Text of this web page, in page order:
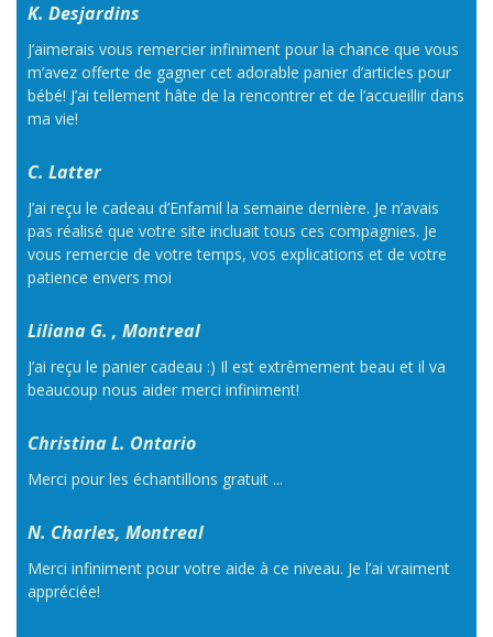
K. Desjardins
J’aimerais vous remercier infiniment pour la chance que vous
m’avez offerte de gagner cet adorable panier d’articles pour
bébé! J’ai tellement hâte de la rencontrer et de l’accueillir dans
ma vie!
C. Latter
J’ai reçu le cadeau d’Enfamil la semaine dernière. Je n’avais
pas réalisé que votre site incluait tous ces compagnies. Je
vous remercie de votre temps, vos explications et de votre
patience envers moi
Liliana G. , Montreal
J’ai reçu le panier cadeau :) Il est extrêmement beau et il va
beaucoup nous aider merci infiniment!
Christina L. Ontario
Merci pour les échantillons gratuit ...
N. Charles, Montreal
Merci infiniment pour votre aide à ce niveau. Je l’ai vraiment
appréciée!